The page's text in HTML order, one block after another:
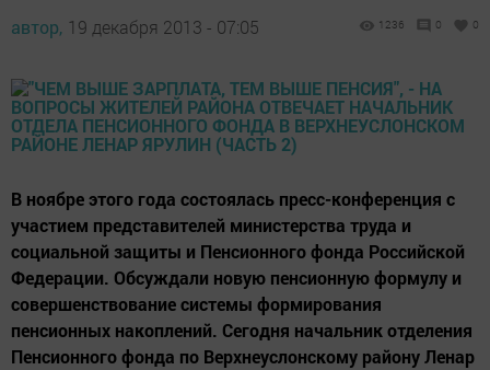
автор, 19 декабря 2013 - 07:05 1236 0 0
В ноябре этого года состоялась пресс-конференция с
участием представителей министерства труда и
социальной защиты и Пенсионного фонда Российской
Федерации. Обсуждали новую пенсионную формулу и
совершенствование системы формирования
пенсионных накоплений. Сегодня начальник отделения
Пенсионного фонда по Верхнеуслонскому району Ленар